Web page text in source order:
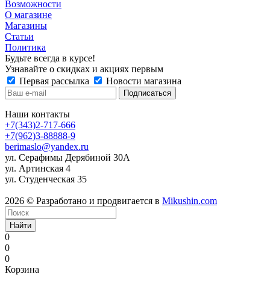
Возможности
О магазине
Магазины
Статьи
Политика
Будьте всегда в курсе!
Узнавайте о скидках и акциях первым
Первая рассылка
Новости магазина
Наши контакты
+7(343)2-717-666
+7(962)3-88888-9
berimaslo@yandex.ru
ул. Серафимы Дерябиной 30А
ул. Артинская 4
ул. Студенческая 35
2026 © Разработано и продвигается в Mikushin.com
Найти
0
0
0
Корзина